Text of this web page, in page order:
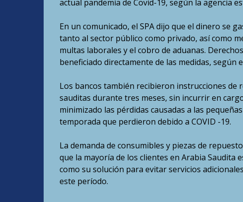
actual pandemia de Covid-19, según la agencia
En un comunicado, el SPA dijo que el dinero se
tanto al sector público como privado, así como
multas laborales y el cobro de aduanas.
beneficiado directamente de las medidas, según
Los bancos también recibieron instrucciones
sauditas durante tres meses, sin incurrir en
minimizado las pérdidas causadas a las
temporada que perdieron debido a COVID -19.
La demanda de consumibles y piezas de
que la mayoría de los clientes en Arabia Saudita
como su solución para evitar servicios
este período.